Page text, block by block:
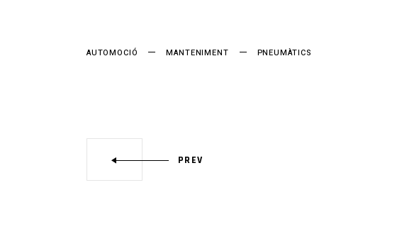
AUTOMOCIÓ MANTENIMENT PNEUMÀTICS
PREV